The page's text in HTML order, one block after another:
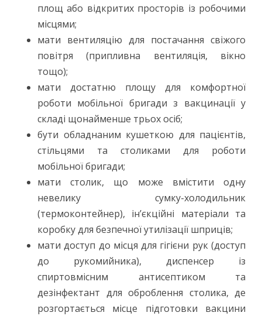
площ або відкритих просторів із робочими
місцями;
мати вентиляцію для постачання свіжого
повітря (припливна вентиляція, вікно
тощо);
мати достатню площу для комфортної
роботи мобільної бригади з вакцинації у
складі щонайменше трьох осіб;
бути обладнаним кушеткою для пацієнтів,
стільцями та столиками для роботи
мобільної бригади;
мати столик, що може вмістити одну
невелику сумку-холодильник
(термоконтейнер), ін’єкційні матеріали та
коробку для безпечної утилізації шприців;
мати доступ до місця для гігієни рук (доступ
до рукомийника), диспенсер із
спиртовмісним антисептиком та
дезінфектант для оброблення столика, де
розгортається місце підготовки вакцини